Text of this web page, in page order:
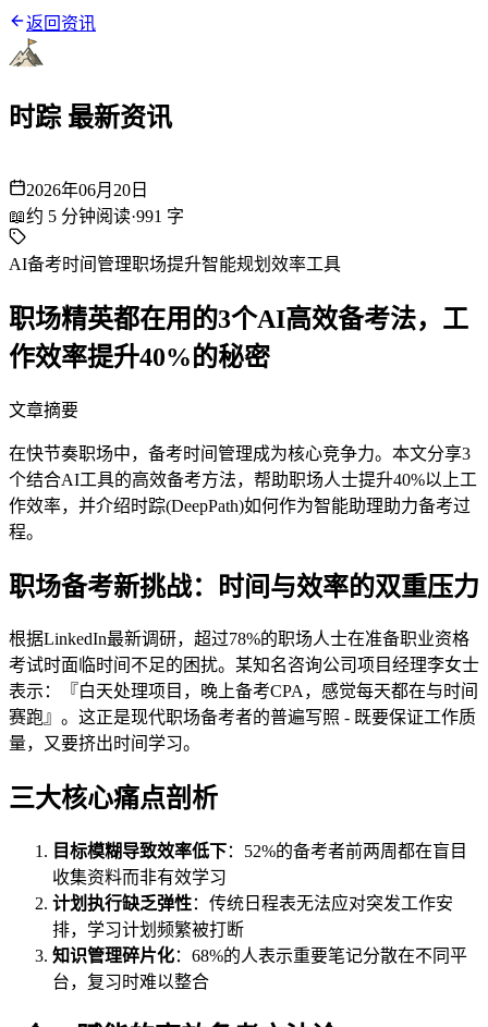
返回资讯
时踪 最新资讯
2026年06月20日
📖约 5 分钟阅读·991 字
AI备考时间管理职场提升智能规划 效率工具
职场精英都在用的3个AI高效备考法，工
作效率提升40%的秘密
文章摘要
在快节奏职场中，备考时间管理成为核心竞争力。本文分享3
个结合AI工具的高效备考方法，帮助职场人士提升40%以上工
作效率，并介绍时踪(DeepPath)如何作为智能助理助力备考过
程。
职场备考新挑战：时间与效率的双重压力
根据LinkedIn最新调研，超过78%的职场人士在准备职业资格
考试时面临时间不足的困扰。某知名咨询公司项目经理李女士
表示：『白天处理项目，晚上备考CPA，感觉每天都在与时间
赛跑』。这正是现代职场备考者的普遍写照 - 既要保证工作质
量，又要挤出时间学习。
三大核心痛点剖析
目标模糊导致效率低下：52%的备考者前两周都在盲目
收集资料而非有效学习
计划执行缺乏弹性：传统日程表无法应对突发工作安
排，学习计划频繁被打断
知识管理碎片化：68%的人表示重要笔记分散在不同平
台，复习时难以整合